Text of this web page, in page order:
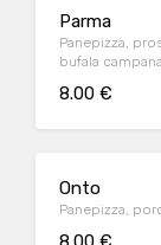
Parma
Panepizza,
bufala
8.00 €
Onto
Panepizza,